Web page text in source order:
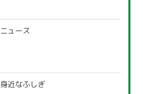
ニュース
身近なふしぎ